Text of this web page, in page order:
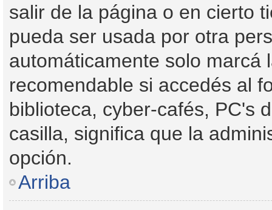
salir de la página o en cierto
pueda ser usada por otra
automáticamente solo marcá
recomendable si accedés al
biblioteca, cyber-cafés, PC's
casilla, significa que la
opción.
Arriba